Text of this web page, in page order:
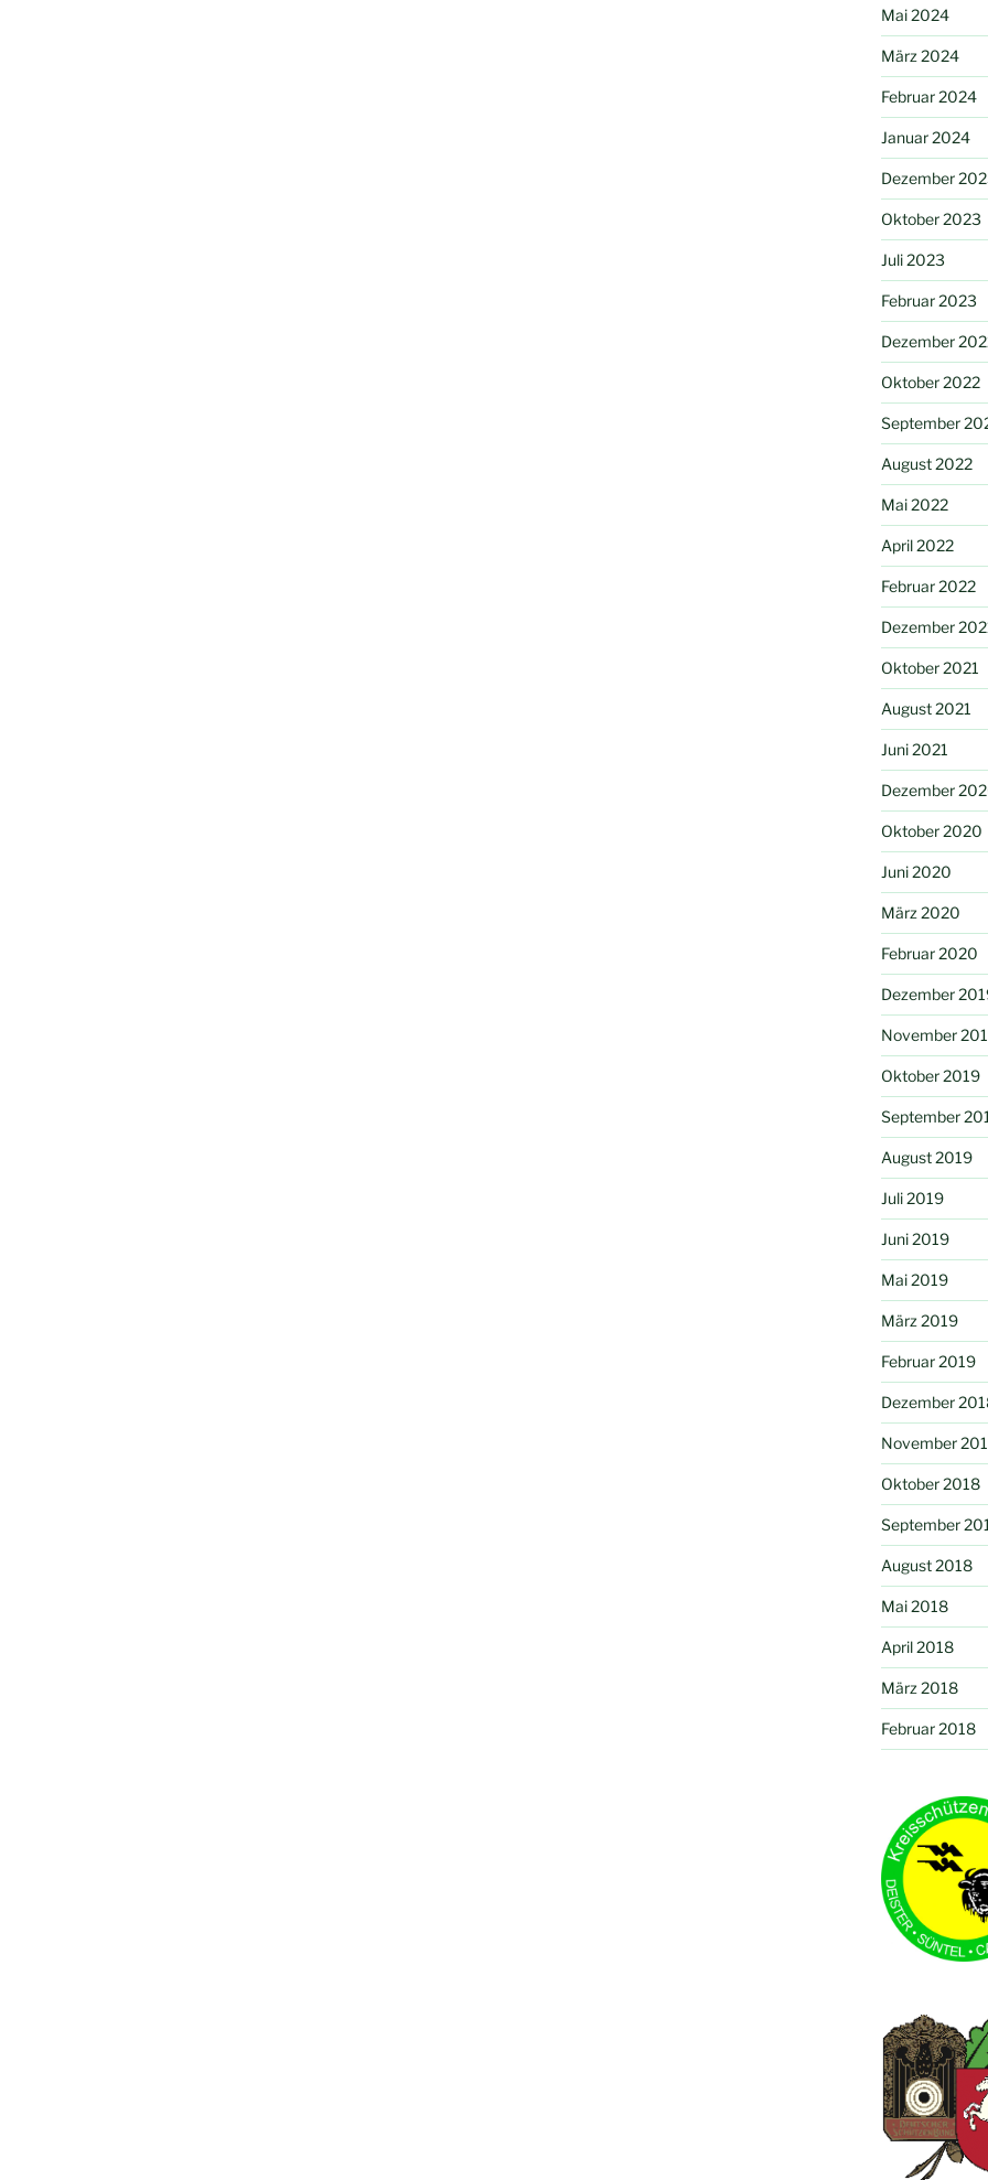
Mai 2024
März 2024
Februar 2024
Januar 2024
Dezember
Oktober 2023
Juli 2023
Februar 2023
Dezember
Oktober 2022
September
August 2022
Mai 2022
April 2022
Februar 2022
Dezember
Oktober 2021
August 2021
Juni 2021
Dezember
Oktober 2020
Juni 2020
März 2020
Februar 2020
Dezember
November
Oktober 2019
September
August 2019
Juli 2019
Juni 2019
Mai 2019
März 2019
Februar 2019
Dezember
November
Oktober 2018
September
August 2018
Mai 2018
April 2018
März 2018
Februar 2018